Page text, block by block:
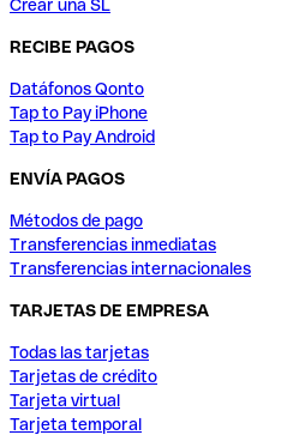
Crear una SL
RECIBE PAGOS
Datáfonos Qonto
Tap to Pay iPhone
Tap to Pay Android
ENVÍA PAGOS
Métodos de pago
Transferencias inmediatas
Transferencias internacionales
TARJETAS DE EMPRESA
Todas las tarjetas
Tarjetas de crédito
Tarjeta virtual
Tarjeta temporal